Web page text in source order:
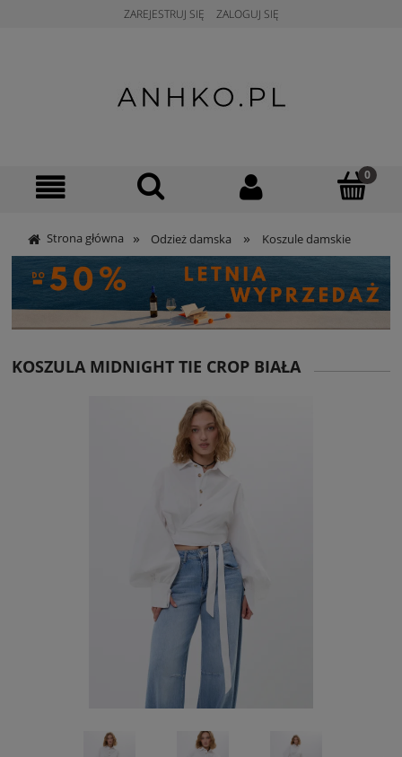
ZAREJESTRUJ SIĘ ZALOGUJ SIĘ
Strona główna » Odzież damska » Koszule damskie
KOSZULA MIDNIGHT TIE CROP BIAŁA